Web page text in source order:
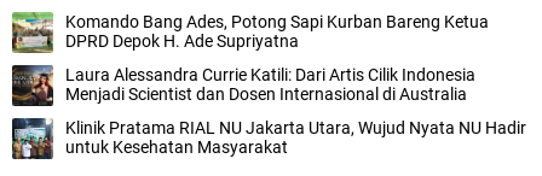
‎Komando Bang Ades, Potong Sapi Kurban Bareng Ketua
DPRD Depok H. Ade Supriyatna ‎
Laura Alessandra Currie Katili: Dari Artis Cilik Indonesia
Menjadi Scientist dan Dosen Internasional di Australia
Klinik Pratama RIAL NU Jakarta Utara, Wujud Nyata NU Hadir
untuk Kesehatan Masyarakat